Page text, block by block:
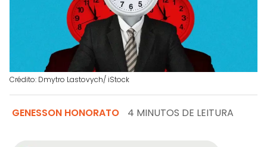
Crédito: Dmytro Lastovych/ iStock
GENESSON HONORATO 4 MINUTOS DE LEITURA